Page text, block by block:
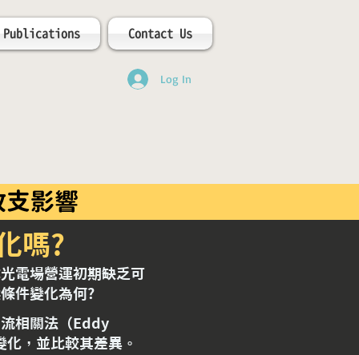
Publications Contact Us
Log In
影響
嗎?
電場營運初期缺乏可
件變化為何?
相關法（Eddy
，並比較其差異。